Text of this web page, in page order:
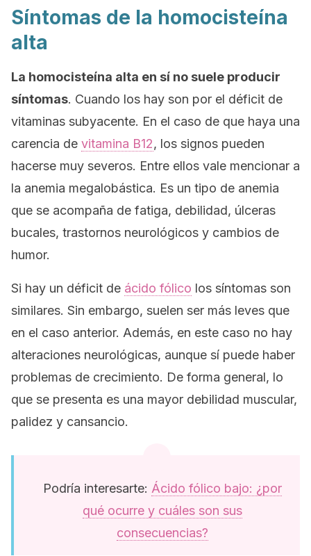
Síntomas de la homocisteína
alta
La homocisteína alta en sí no suele producir
síntomas. Cuando los hay son por el déficit de
vitaminas subyacente. En el caso de que haya una
carencia de vitamina B12, los signos pueden
hacerse muy severos. Entre ellos vale mencionar a
la anemia megalobástica. Es un tipo de anemia
que se acompaña de fatiga, debilidad, úlceras
bucales, trastornos neurológicos y cambios de
humor.
Si hay un déficit de ácido fólico los síntomas son
similares. Sin embargo, suelen ser más leves que
en el caso anterior. Además, en este caso no hay
alteraciones neurológicas, aunque sí puede haber
problemas de crecimiento. De forma general, lo
que se presenta es una mayor debilidad muscular,
palidez y cansancio.
Podría interesarte: Ácido fólico bajo: ¿por
qué ocurre y cuáles son sus
consecuencias?